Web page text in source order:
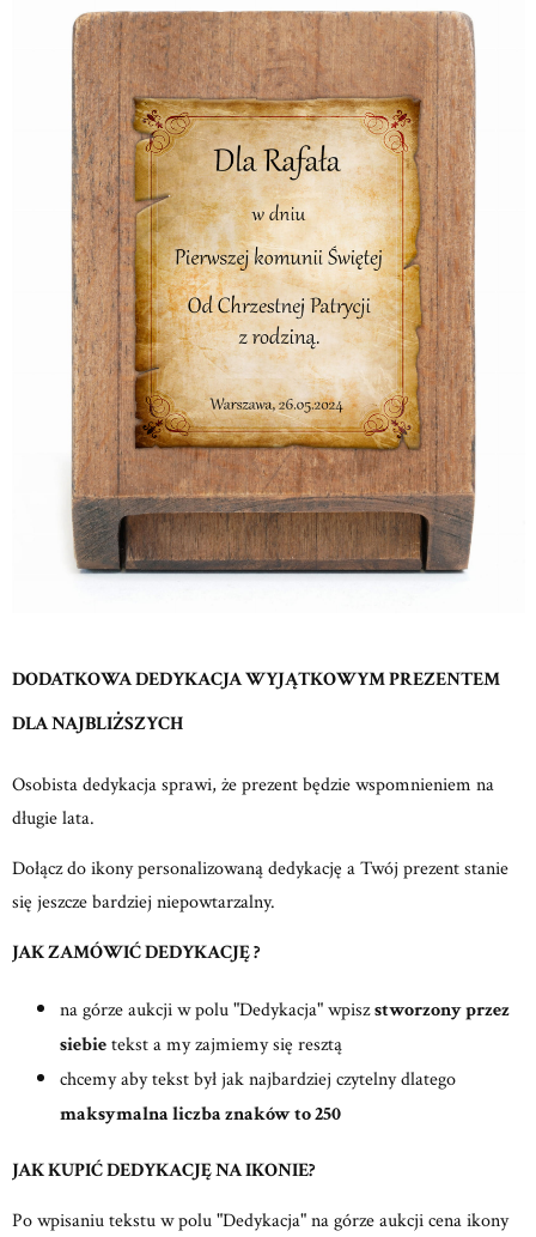
DODATKOWA DEDYKACJA WYJĄTKOWYM PREZENTEM
DLA NAJBLIŻSZYCH
Osobista dedykacja sprawi, że prezent będzie wspomnieniem na
długie lata.
Dołącz do ikony personalizowaną dedykację a Twój prezent stanie
się jeszcze bardziej niepowtarzalny.
JAK ZAMÓWIĆ DEDYKACJĘ ?
na górze aukcji w polu "Dedykacja" wpiszstworzony przez
siebietekst a my zajmiemy się resztą
chcemy aby tekst był jak najbardziej czytelny dlatego
maksymalna liczba znaków to 250
JAK KUPIĆ DEDYKACJĘ NA IKONIE?
Po wpisaniu tekstu w polu "Dedykacja" na górze aukcji cena ikony